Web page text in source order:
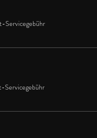
Servicegebühr
Servicegebühr